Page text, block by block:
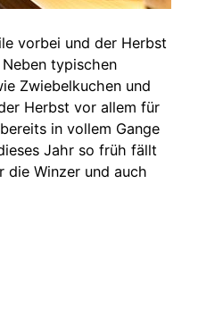
vorbei und der Herbst
typischen
Zwiebelkuchen und
Herbst vor allem für
in vollem Gange
Jahr so früh fällt
die Winzer und auch